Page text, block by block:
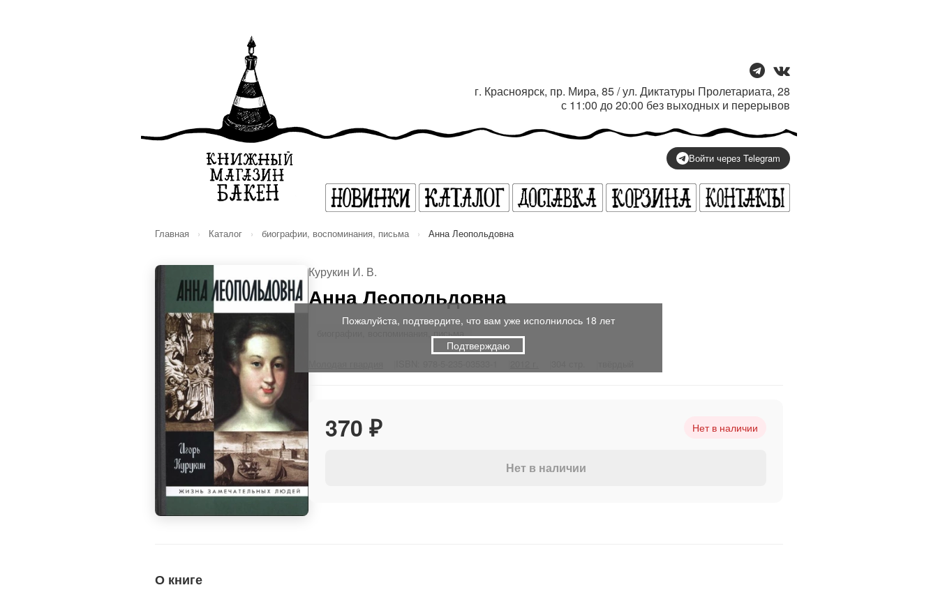
г. Красноярск, пр. Мира, 85 / ул. Диктатуры Пролетариата, 28
с 11:00 до 20:00 без выходных и перерывов
Войти через Telegram
Главная › Каталог › биографии, воспоминания, письма › Анна Леопольдовна
Курукин И. В.
Анна Леопольдовна
биографии, воспоминания, письма
370 ₽ Нет в наличии
Нет в наличии
О книге
Пожалуйста, подтвердите, что вам уже исполнилось 18 лет
Подтверждаю